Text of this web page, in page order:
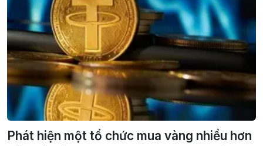
Phát hiện một tổ chức mua vàng nhiều hơn